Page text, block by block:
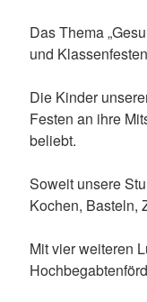
Das Thema
und
Die Kinder
Festen an ihre
beliebt.
Soweit unsere
Kochen, Basteln,
Mit vier weiteren